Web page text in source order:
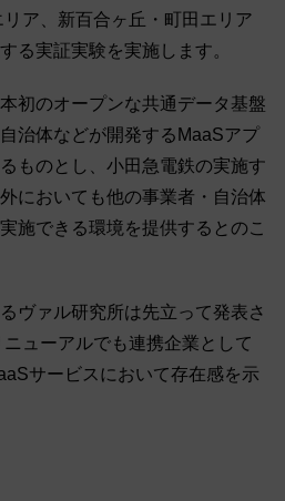
ア、新百合ヶ丘・町田エリア
る実証実験を実施します。
初のオープンな共通データ基盤
治体などが開発するMaaSアプ
ものとし、小田急電鉄の実施す
においても他の事業者・自治体
施できる環境を提供するとのこ
ヴァル研究所は先立って発表さ
ューアルでも連携企業として
サービスにおいて存在感を示